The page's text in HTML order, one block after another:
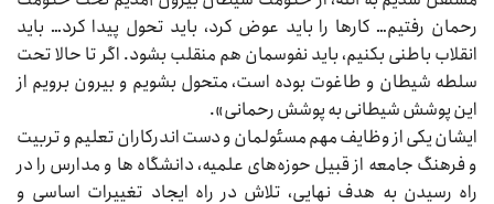
رحمان رفتیم… کارها را باید عوض کرد، باید تحول پیدا کرد… باید
انقلاب باطنی بکنیم، باید نفوسمان هم منقلب بشود. اگر تا حالا تحت
سلطه شیطان و طاغوت بوده است، متحول بشویم و بیرون برویم از
این پوشش شیطانی به پوشش رحمانی».
ایشان یکی از وظایف مهم مسئولمان و دست اندرکاران تعلیم و تربیت
و فرهنگ جامعه از قبیل حوزه‌های علمیه، دانشگاه‌‌‌ ها و مدارس را در
راه رسیدن به هدف نهایی، تلاش در راه ایجاد تغییرات اساسی و